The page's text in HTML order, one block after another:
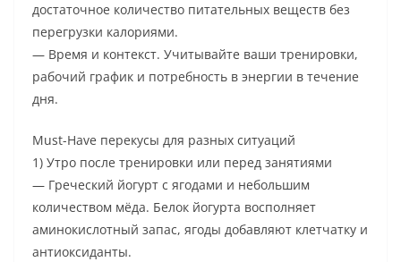
достаточное количество питательных веществ без
перегрузки калориями.
— Время и контекст. Учитывайте ваши тренировки,
рабочий график и потребность в энергии в течение
дня.
Must-Have перекусы для разных ситуаций
1) Утро после тренировки или перед занятиями
— Греческий йогурт с ягодами и небольшим
количеством мёда. Белок йогурта восполняет
аминокислотный запас, ягоды добавляют клетчатку и
антиоксиданты.